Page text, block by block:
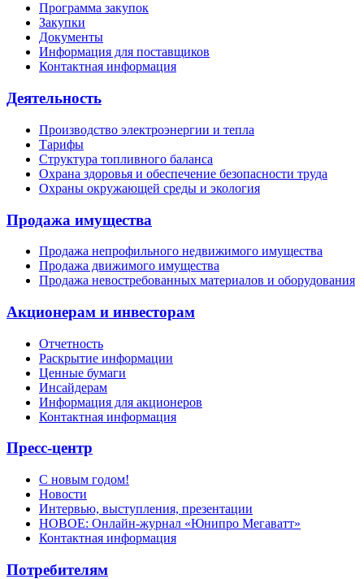
Программа закупок
Закупки
Документы
Информация для поставщиков
Контактная информация
Деятельность
Производство электроэнергии и тепла
Тарифы
Структура топливного баланса
Охрана здоровья и обеспечение безопасности труда
Охраны окружающей среды и экология
Продажа имущества
Продажа непрофильного недвижимого имущества
Продажа движимого имущества
Продажа невостребованных материалов и оборудования
Акционерам и инвесторам
Отчетность
Раскрытие информации
Ценные бумаги
Инсайдерам
Информация для акционеров
Контактная информация
Пресс-центр
С новым годом!
Новости
Интервью, выступления, презентации
НОВОЕ: Онлайн-журнал «Юнипро Мегаватт»
Контактная информация
Потребителям